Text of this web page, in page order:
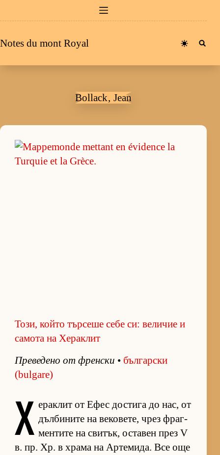
au
Notes du mont Royal
Bollack‚ Jean
Този, който търсеше себе си: величие и
самота на Хераклит
Пре­ве­дено от френ­ски • бъл­гар­ски
(bulgare)
Х е­рак­лит от Ефес дос­тига до нас, от
дъл­би­ните на ве­ко­ве­те, чрез фраг­
мен­тите на сви­тък, ос­та­вен през V
в. пр. Хр. в храма на Ар­те­ми­да. Все още